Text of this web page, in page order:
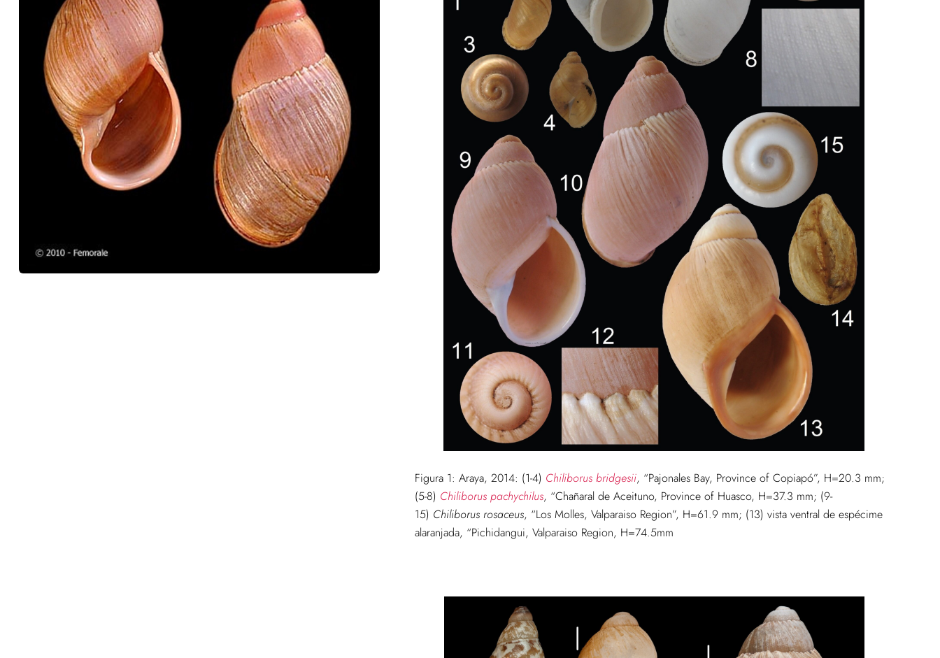
Figura 1: Araya, 2014: (1-4) Chiliborus bridgesii, “Pajonales Bay, Province of Copiapó”, H=20.3 mm;
(5-8) Chiliborus pachychilus, “Chañaral de Aceituno, Province of Huasco, H=37.3 mm; (9-
15) Chiliborus rosaceus, “Los Molles, Valparaiso Region”, H=61.9 mm; (13) vista ventral de espécime
alaranjada, “Pichidangui, Valparaiso Region, H=74.5mm